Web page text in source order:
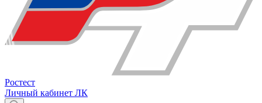
Ростест
Личный кабинет ЛК